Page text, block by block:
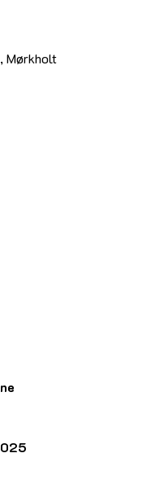
Mørkholt